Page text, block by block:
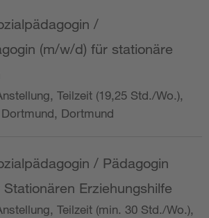
/
(m/w/d) für stationäre
Teilzeit (19,25 Std./Wo.),
Dortmund
/ Pädagogin
Erziehungshilfe
Teilzeit (min. 30 Std./Wo.),